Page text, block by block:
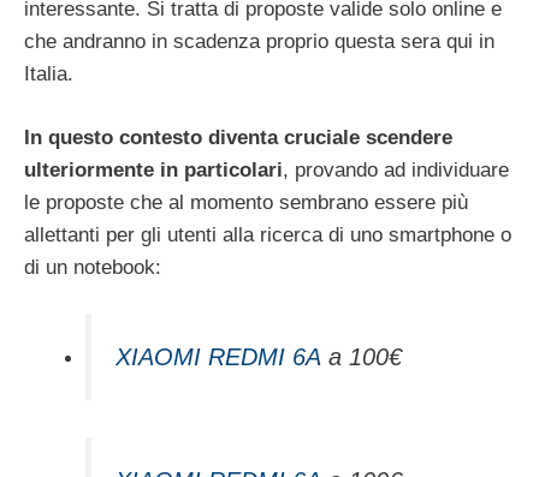
interessante. Si tratta di proposte valide solo online e
che andranno in scadenza proprio questa sera qui in
Italia.
In questo contesto diventa cruciale scendere
ulteriormente in particolari, provando ad individuare
le proposte che al momento sembrano essere più
allettanti per gli utenti alla ricerca di uno smartphone o
di un notebook:
XIAOMI REDMI 6A a 100€